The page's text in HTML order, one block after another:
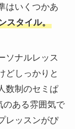
はいくつかあ
スタイル。
ソナルレッス
どしっかりと
数制のセミぱ
のある雰囲気で
レッスンがぴ